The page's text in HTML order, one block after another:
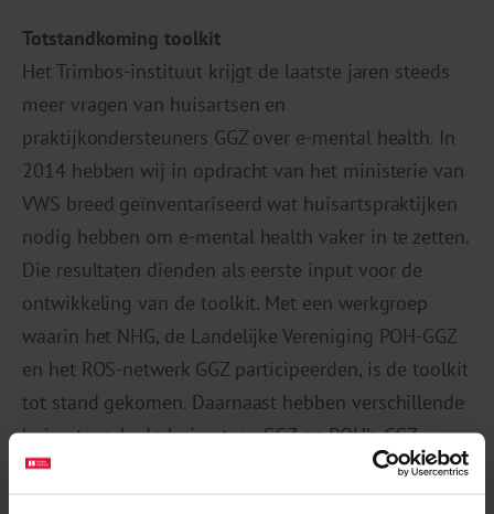
Totstandkoming toolkit
Het Trimbos-instituut krijgt de laatste jaren steeds
meer vragen van huisartsen en
praktijkondersteuners GGZ over e-mental health. In
2014 hebben wij in opdracht van het ministerie van
VWS breed geïnventariseerd wat huisartspraktijken
nodig hebben om e-mental health vaker in te zetten.
Die resultaten dienden als eerste input voor de
ontwikkeling van de toolkit. Met een werkgroep
waarin het NHG, de Landelijke Vereniging POH-GGZ
en het ROS-netwerk GGZ participeerden, is de toolkit
tot stand gekomen. Daarnaast hebben verschillende
huisartsen, kaderhuisartsen GGZ en POH’s-GGZ
kritisch meegekeken.